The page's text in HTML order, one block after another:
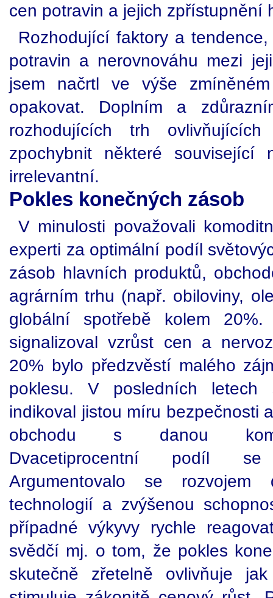
cen potravin a jejich zpřístupnění
Rozhodující faktory a
potravin a nerovnováhu mezi
jsem načrtl ve výše
opakovat. Doplním a
rozhodujících trh
zpochybnit některé související
irrelevantní.
Pokles konečných zásob
V minulosti považovali
experti za optimální podíl
zásob hlavních produktů,
agrárním trhu (např. obiloviny,
globální spotřebě kolem
signalizoval vzrůst cen a
20% bylo předzvěstí malého
poklesu. V posledních
indikoval jistou míru bezpečnosti
obchodu s danou
Dvacetiprocentní podíl
Argumentovalo se rozvojem
technologií a zvýšenou
případné výkyvy rychle
svědčí mj. o tom, že pokles
skutečně zřetelně ovlivňuje